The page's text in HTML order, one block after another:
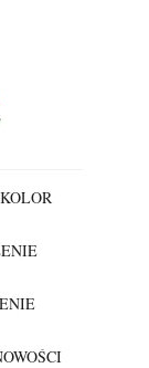
KOLOR